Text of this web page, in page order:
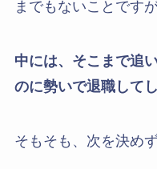
までもないことですが
中には、そこまで追
のに勢いで退職して
そもそも、次を決め